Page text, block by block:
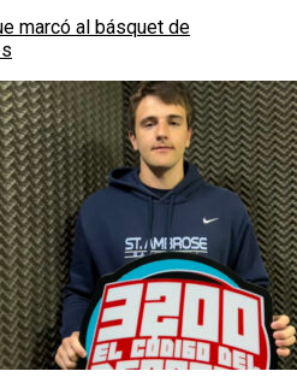
marcó al básquet de